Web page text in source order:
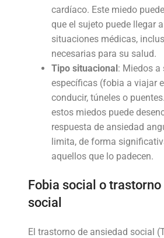
cardíaco. Este miedo
que el sujeto puede llegar
situaciones médicas,
necesarias para su salud.
Tipo situacional: Miedos a
específicas (fobia a viajar
conducir, túneles o
estos miedos puede
respuesta de ansiedad
limita, de forma
aquellos que lo padecen.
Fobia social o trastorno
social
El trastorno de ansiedad social